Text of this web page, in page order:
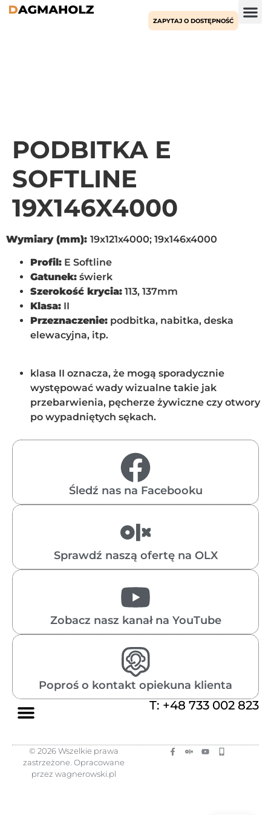
ZAPYTAJ O DOSTĘPNOŚĆ
PODBITKA E
SOFTLINE
19X146X4000
Wymiary (mm): 19x121x4000; 19x146x4000
Profil: E Softline
Gatunek: świerk
Szerokość krycia: 113, 137mm
Klasa: II
Przeznaczenie: podbitka, nabitka, deska
elewacyjna, itp.
klasa II oznacza, że mogą sporadycznie
występować wady wizualne takie jak
przebarwienia, pęcherze żywiczne czy otwory
po wypadniętych sękach.
Śledź nas na Facebooku
Sprawdź naszą ofertę na OLX
Zobacz nasz kanał na YouTube
Poproś o kontakt opiekuna klienta
T: +48 733 002 823
© 2026 Wszelkie prawa
zastrzeżone. Opracowane
przez wagnerowski.pl